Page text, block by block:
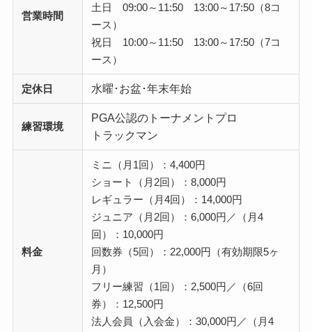
営業時間
土日 09:00～11:50 13:00～17:50（8コ
ース）
祝日 10:00～11:50 13:00～17:50（7コ
ース）
定休日 水曜･お盆･年末年始
練習環境
PGA公認のトーナメントプロ
トラックマン
料金
ミニ（月1回）：4,400円
ショート（月2回）：8,000円
レギュラー（月4回）：14,000円
ジュニア（月2回）：6,000円／（月4
回）：10,000円
回数券（5回）：22,000円（有効期限5ヶ
月）
フリー練習（1回）：2,500円／（6回
券）：12,500円
法人会員（入会金）：30,000円／（月4